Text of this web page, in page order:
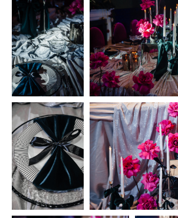
ПУШКАРЕВА. РИНА
И
©2026 все права защищены
Политика конфиденциальности и обработки
персональных данных
Разработка сайта